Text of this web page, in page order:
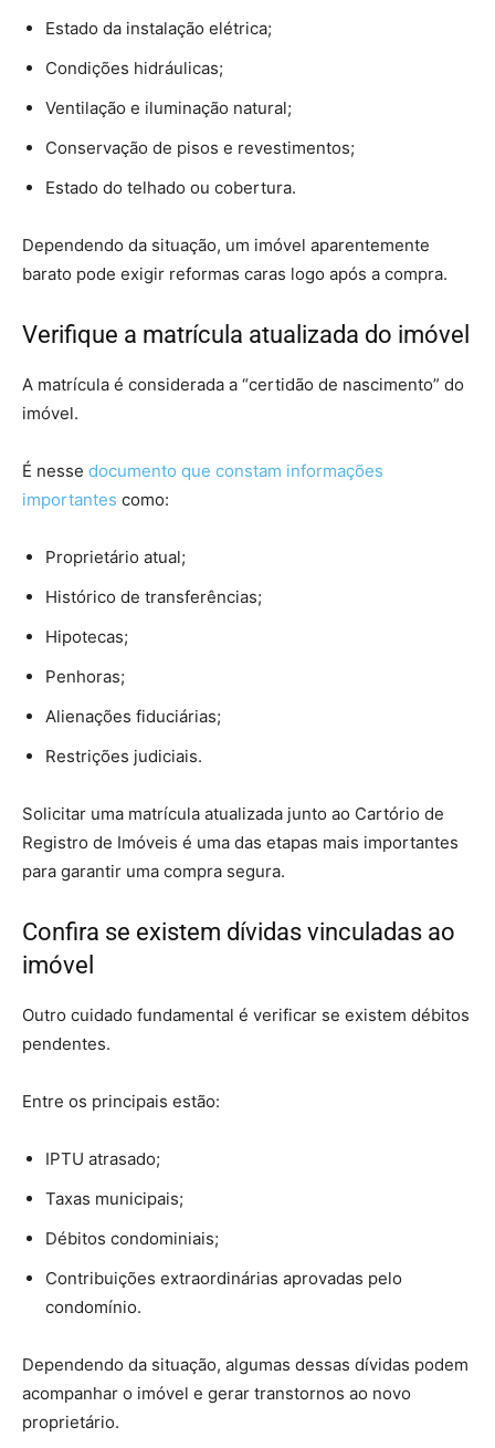
Estado da instalação elétrica;
Condições hidráulicas;
Ventilação e iluminação natural;
Conservação de pisos e revestimentos;
Estado do telhado ou cobertura.
Dependendo da situação, um imóvel aparentemente
barato pode exigir reformas caras logo após a compra.
Verifique a matrícula atualizada do imóvel
A matrícula é considerada a “certidão de nascimento” do
imóvel.
É nesse documento que constam informações
importantes como:
Proprietário atual;
Histórico de transferências;
Hipotecas;
Penhoras;
Alienações fiduciárias;
Restrições judiciais.
Solicitar uma matrícula atualizada junto ao Cartório de
Registro de Imóveis é uma das etapas mais importantes
para garantir uma compra segura.
Confira se existem dívidas vinculadas ao
imóvel
Outro cuidado fundamental é verificar se existem débitos
pendentes.
Entre os principais estão:
IPTU atrasado;
Taxas municipais;
Débitos condominiais;
Contribuições extraordinárias aprovadas pelo
condomínio.
Dependendo da situação, algumas dessas dívidas podem
acompanhar o imóvel e gerar transtornos ao novo
proprietário.